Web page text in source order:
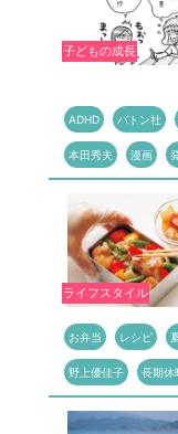
子どもの成長
ADHD バトン社
本田秀夫 漫画
ライフスタイル
お弁当 レシピ
野上優佳子 長期休